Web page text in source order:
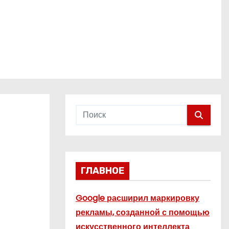
ГЛАВНОЕ
Google расширил маркировку
рекламы, созданной с помощью